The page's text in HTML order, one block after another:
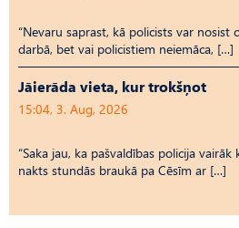
“Nevaru saprast, kā policists var nosist
darbā, bet vai policistiem neiemāca, […]
Jāierāda vieta, kur trokšņot
15:04, 3. Aug, 2026
“Saka jau, ka pašvaldības policija
nakts stundās braukā pa Cēsīm ar […]